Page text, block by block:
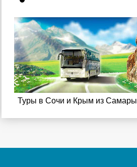
Туры в Сочи и Крым из Самары